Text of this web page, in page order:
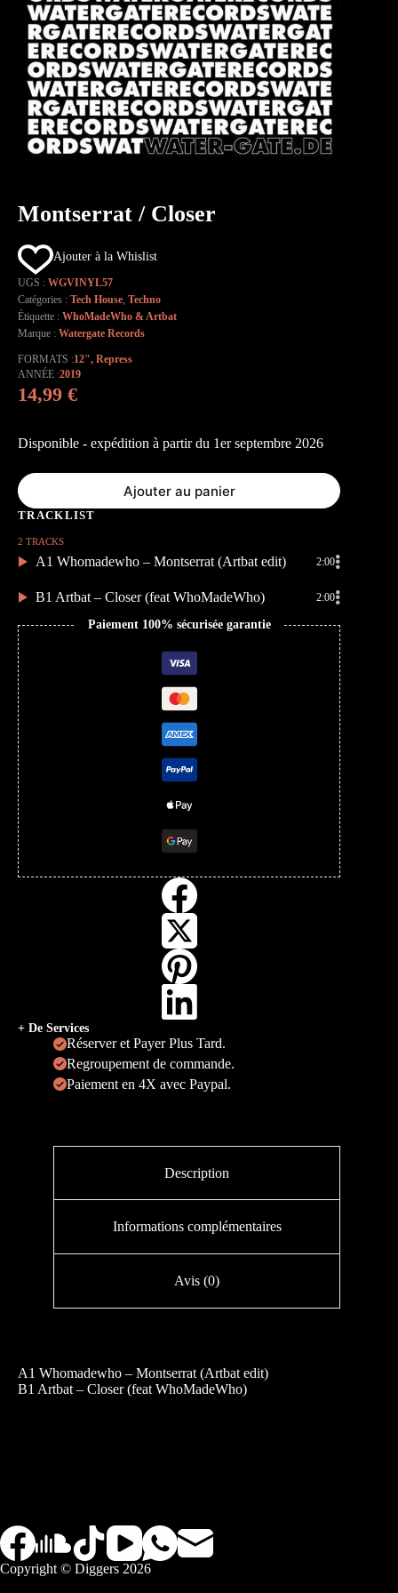
Montserrat / Closer
Ajouter à la Whislist
UGS : WGVINYL57
Catégories : Tech House, Techno
Étiquette : WhoMadeWho & Artbat
Marque : Watergate Records
FORMATS 12", Repress
ANNÉE 2019
14,99 €
Disponible - expédition à partir du 1er septembre 2026
Ajouter au panier
2 TRACKS
A1 Whomadewho – Montserrat (Artbat edit) 2:00
B1 Artbat – Closer (feat WhoMadeWho) 2:00
Paiement 100% sécurisée garantie
+ De Services
Réserver et Payer Plus Tard.
Regroupement de commande.
Paiement en 4X avec Paypal.
Description
Informations complémentaires
Avis (0)
A1 Whomadewho – Montserrat (Artbat edit)
B1 Artbat – Closer (feat WhoMadeWho)
Copyright © Diggers 2026